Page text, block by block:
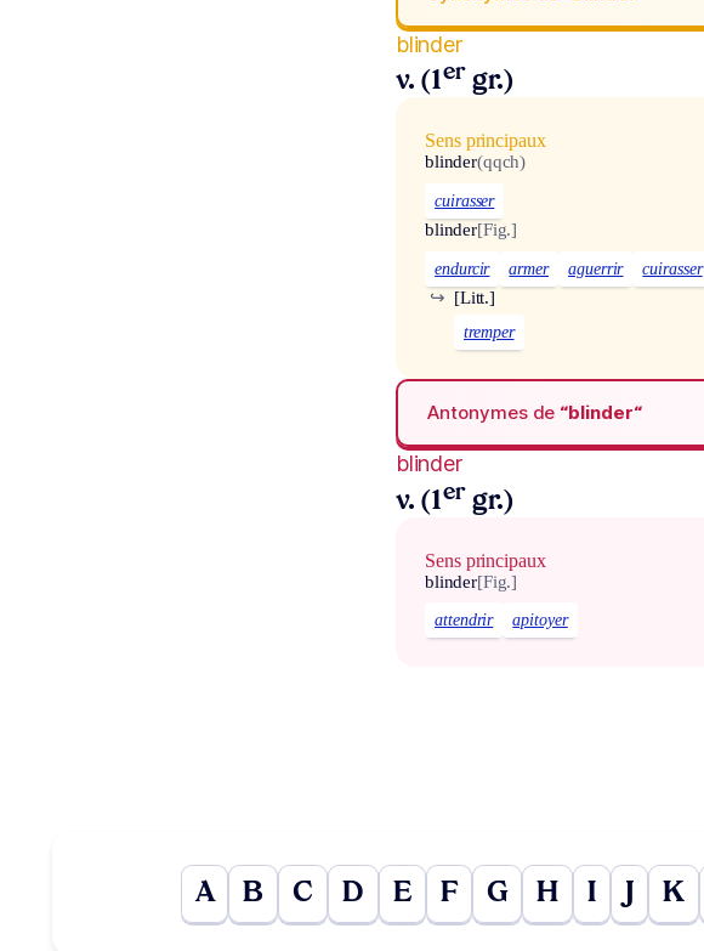
blinder
v. (1er gr.)
Sens principaux
blinder(qqch)
cuirasser
blinder[Fig.]
endurcir armer aguerrir cuirasser
[Litt.]
↪
tremper
Antonymes de “blinder“
blinder
v. (1er gr.)
Sens principaux
blinder[Fig.]
attendrir apitoyer
A B C D E F G H I J K